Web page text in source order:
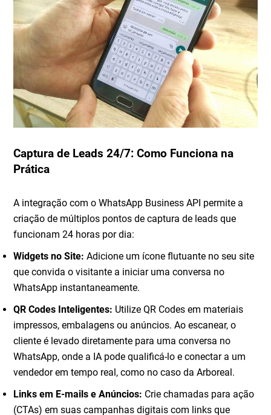
Captura de Leads 24/7: Como Funciona na
Prática
A integração com o WhatsApp Business API permite a
criação de múltiplos pontos de captura de leads que
funcionam 24 horas por dia:
Widgets no Site: Adicione um ícone flutuante no seu site
que convida o visitante a iniciar uma conversa no
WhatsApp instantaneamente.
QR Codes Inteligentes: Utilize QR Codes em materiais
impressos, embalagens ou anúncios. Ao escanear, o
cliente é levado diretamente para uma conversa no
WhatsApp, onde a IA pode qualificá-lo e conectar a um
vendedor em tempo real, como no caso da Arboreal.
Links em E-mails e Anúncios: Crie chamadas para ação
(CTAs) em suas campanhas digitais com links que